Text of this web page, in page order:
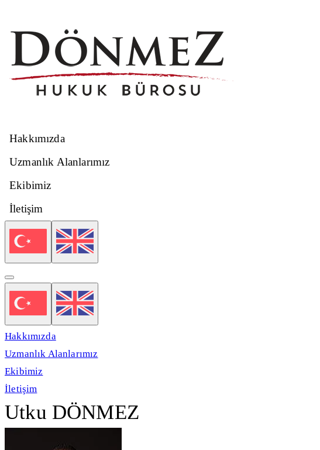
Hakkımızda
Uzmanlık Alanlarımız
Ekibimiz
İletişim
Hakkımızda
Uzmanlık Alanlarımız
Ekibimiz
İletişim
Utku DÖNMEZ